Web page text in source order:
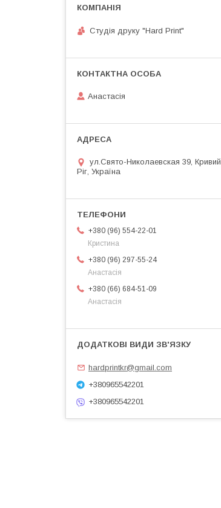
Студія друку "Hard Print"
Анастасія
ул.Свято-Николаевская 39, Кривий
Ріг, Україна
+380 (96) 554-22-01
Кристина
+380 (96) 297-55-24
Анастасія
+380 (66) 684-51-09
Анастасія
hardprintkr@gmail.com
+380965542201
+380965542201